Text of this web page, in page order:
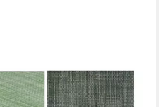
Wachstischdecke